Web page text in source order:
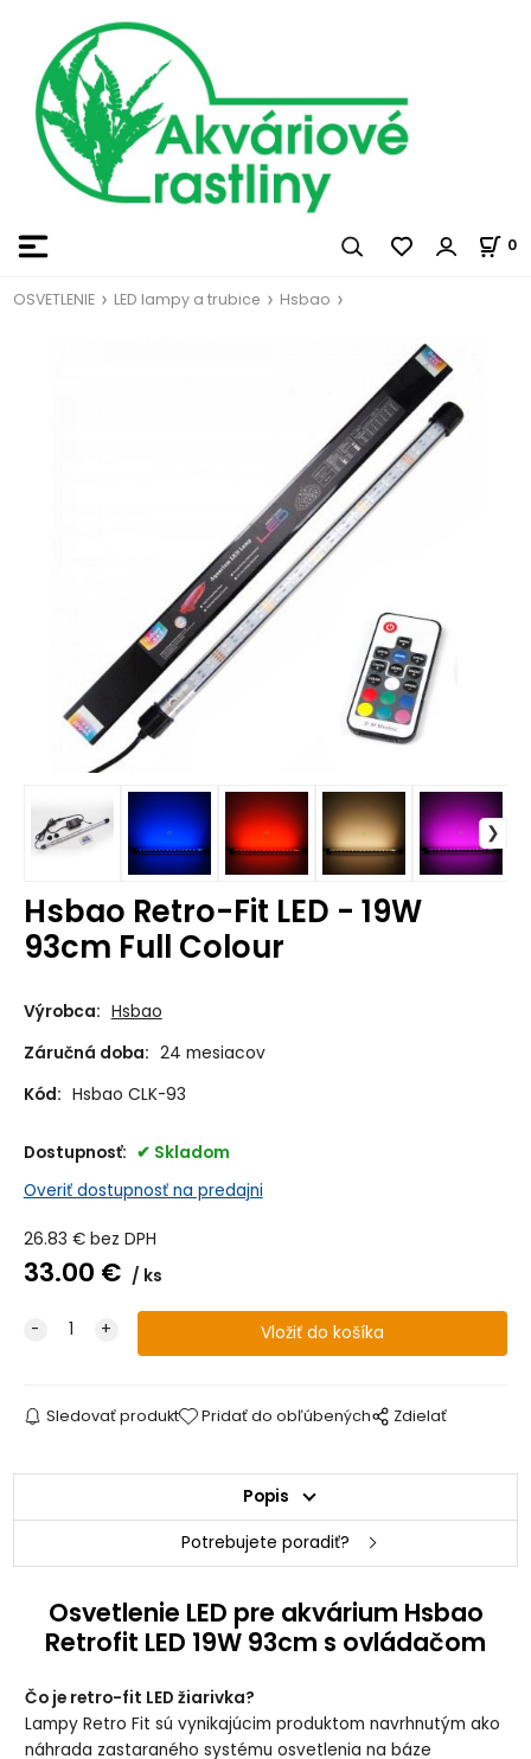
0
OSVETLENIE LED lampy a trubice Hsbao
Hsbao Retro-Fit LED - 19W
93cm Full Colour
Výrobca: Hsbao
Záručná doba: 24 mesiacov
Kód: Hsbao CLK-93
Dostupnosť:
Skladom
Overiť dostupnosť na predajni
26.83 € bez DPH
33.00 € ks
Sledovať produkt Pridať do obľúbených Zdielať
Popis
Potrebujete poradiť?
Osvetlenie LED pre akvárium Hsbao
Retrofit LED 19W 93cm s ovládačom
Čo je retro-fit LED žiarivka?
Lampy Retro Fit sú vynikajúcim produktom navrhnutým ako
náhrada zastaraného systému osvetlenia na báze